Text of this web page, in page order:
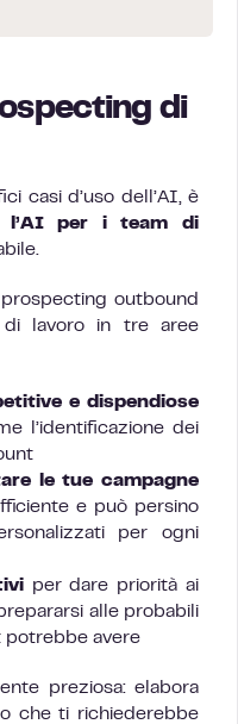
di
casi d’uso dell’AI, è
l’AI per i team di
outbound
lavoro in tre aree
e dispendiose
l’identificazione dei
le tue campagne
e può persino
per ogni
per dare priorità ai
alle probabili
potrebbe avere
preziosa: elabora
che ti richiederebbe